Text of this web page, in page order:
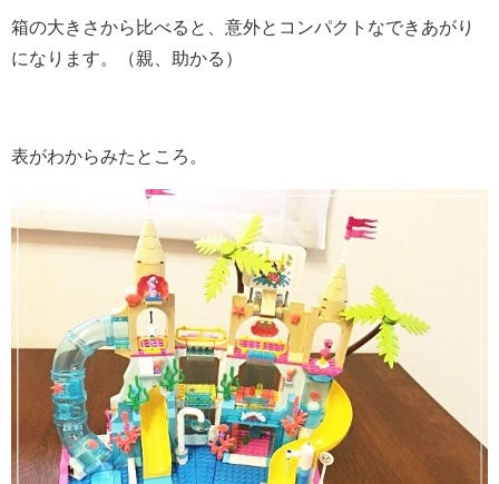
箱の大きさから比べると、意外とコンパクトなできあがり
になります。（親、助かる）
表がわからみたところ。